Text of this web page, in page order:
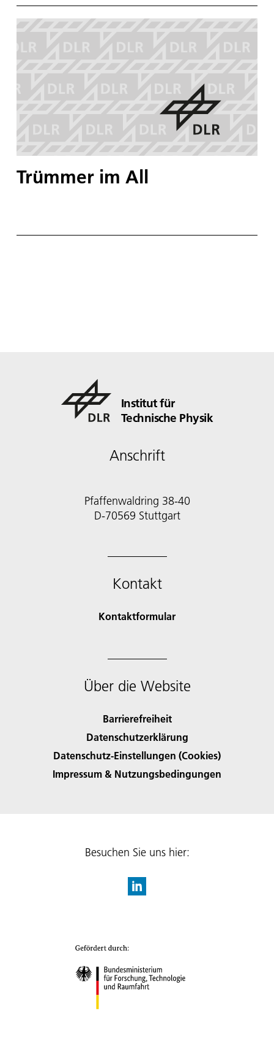
Trümmer im All
Institut für
Technische Physik
Anschrift
Pfaffenwaldring 38-40
D-70569 Stuttgart
Kontakt
Kontaktformular
Über die Website
Barrierefreiheit
Datenschutzerklärung
Datenschutz-Einstellungen (Cookies)
Impressum & Nutzungsbedingungen
Besuchen Sie uns hier: